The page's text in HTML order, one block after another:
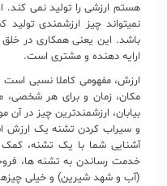
هستم ارزشی را تولید نمی کند.
نمیتواند چیز ارزشمندی
باشد. این یعنی همکاری در
ارایه دهنده و مشتری است.
ارزش، مفهومی کاملا نسبی
مکان، زمان و برای هر شخصی،
بیابان، ارزشمندترین چیز در
و سیراب کردن تشنه یک ارزش
آشنایی شما با یک تشنه،
خدمت رساندن به تشنه ها،
(آب و شهد شیرین) و خیلی